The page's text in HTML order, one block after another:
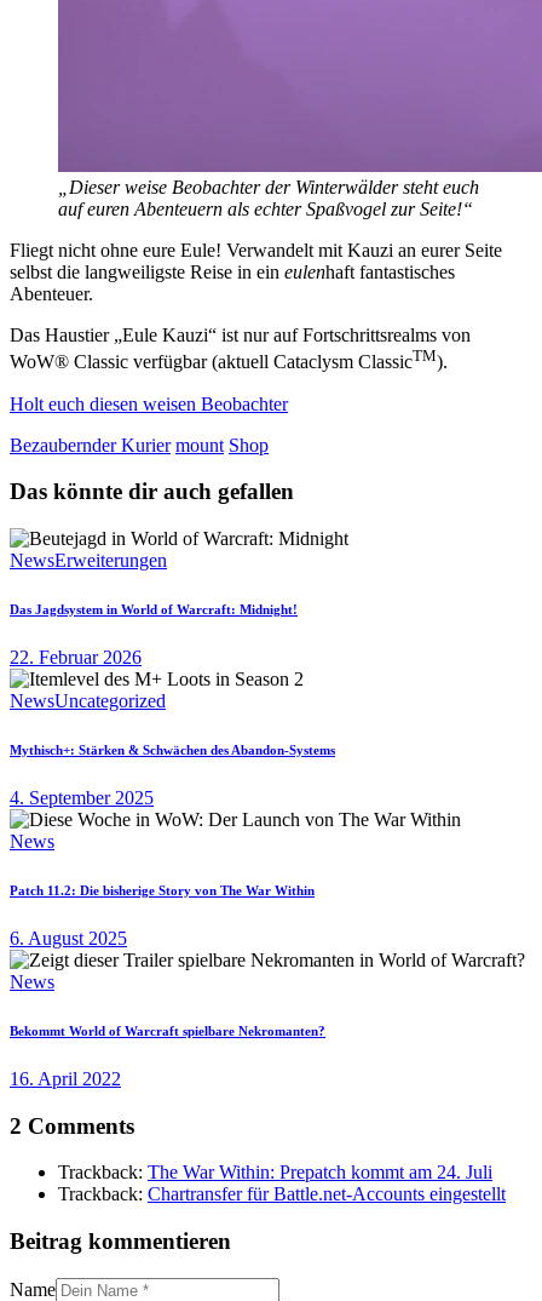
„Dieser weise Beobachter der Winterwälder steht euch
auf euren Abenteuern als echter Spaßvogel zur Seite!“
Fliegt nicht ohne eure Eule! Verwandelt mit Kauzi an eurer Seite
selbst die langweiligste Reise in ein eulenhaft fantastisches
Abenteuer.
Das Haustier „Eule Kauzi“ ist nur auf Fortschrittsrealms von
WoW® Classic verfügbar (aktuell Cataclysm ClassicTM).
Holt euch diesen weisen Beobachter
Bezaubernder Kurier mount Shop
Das könnte dir auch gefallen
NewsErweiterungen
Das Jagdsystem in World of Warcraft: Midnight!
22. Februar 2026
NewsUncategorized
Mythisch+: Stärken & Schwächen des Abandon-Systems
4. September 2025
News
Patch 11.2: Die bisherige Story von The War Within
6. August 2025
News
Bekommt World of Warcraft spielbare Nekromanten?
16. April 2022
2 Comments
Trackback: The War Within: Prepatch kommt am 24. Juli
Trackback: Chartransfer für Battle.net-Accounts eingestellt
Beitrag kommentieren
Name